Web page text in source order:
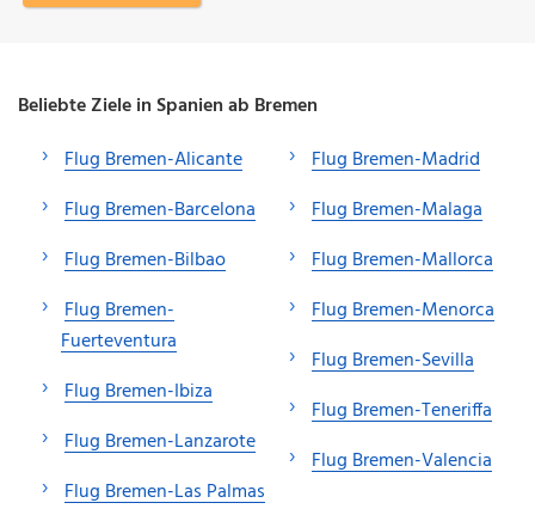
Beliebte Ziele in Spanien ab Bremen
Flug Bremen-Alicante
Flug Bremen-Barcelona
Flug Bremen-Bilbao
Flug Bremen-
Fuerteventura
Flug Bremen-Ibiza
Flug Bremen-Lanzarote
Flug Bremen-Las Palmas
Flug Bremen-Madrid
Flug Bremen-Malaga
Flug Bremen-Mallorca
Flug Bremen-Menorca
Flug Bremen-Sevilla
Flug Bremen-Teneriffa
Flug Bremen-Valencia